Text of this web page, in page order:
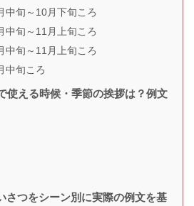
中旬～10月下旬ころ
中旬～11月上旬ころ
中旬～11月上旬ころ
中旬ころ
使える時候・季節の挨拶は？例文
さつをシーン別に実際の例文を基